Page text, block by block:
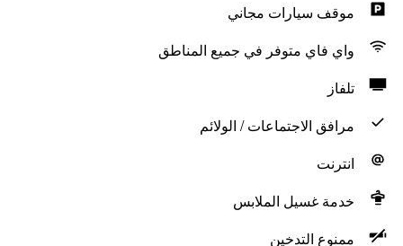
موقف سيارات مجاني
واي فاي متوفر في جميع المناطق
تلفاز
مرافق الاجتماعات / الولائم
انترنت
خدمة غسيل الملابس
ممنوع التدخين